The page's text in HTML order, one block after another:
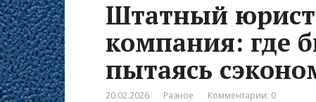
Штатный
компания: где
пытаясь
20.02.2026 Разное Комментарии: 0